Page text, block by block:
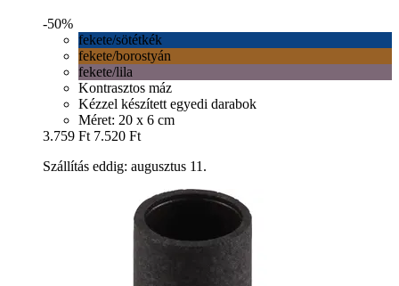
-50%
fekete/sötétkék
fekete/borostyán
fekete/lila
Kontrasztos máz
Kézzel készített egyedi darabok
Méret: 20 x 6 cm
3.759 Ft 7.520 Ft
Szállítás eddig: augusztus 11.